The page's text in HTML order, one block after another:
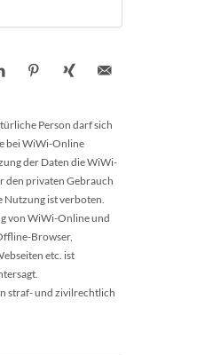
Person darf sich
bei WiWi-Online
der Daten die WiWi-
den privaten Gebrauch
Nutzung ist verboten.
von WiWi-Online und
Browser,
etc. ist
straf- und zivilrechtlich